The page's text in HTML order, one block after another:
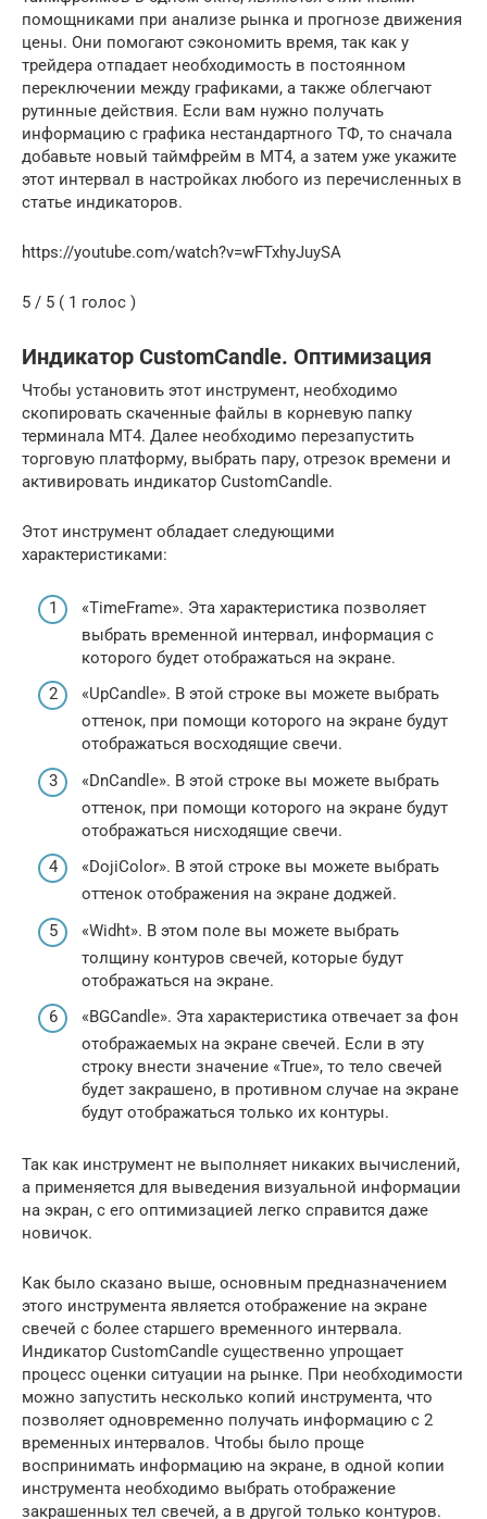
помощниками при анализе рынка и прогнозе движения
цены. Они помогают сэкономить время, так как у
трейдера отпадает необходимость в постоянном
переключении между графиками, а также облегчают
рутинные действия. Если вам нужно получать
информацию с графика нестандартного ТФ, то сначала
добавьте новый таймфрейм в MT4, а затем уже укажите
этот интервал в настройках любого из перечисленных в
статье индикаторов.
https://youtube.com/watch?v=wFTxhyJuySA
5 / 5 ( 1 голос )
Индикатор CustomCandle. Оптимизация
Чтобы установить этот инструмент, необходимо
скопировать скаченные файлы в корневую папку
терминала МТ4. Далее необходимо перезапустить
торговую платформу, выбрать пару, отрезок времени и
активировать индикатор CustomCandle.
Этот инструмент обладает следующими
характеристиками:
«TimeFrame». Эта характеристика позволяет
выбрать временной интервал, информация с
которого будет отображаться на экране.
«UpCandle». В этой строке вы можете выбрать
оттенок, при помощи которого на экране будут
отображаться восходящие свечи.
«DnCandle». В этой строке вы можете выбрать
оттенок, при помощи которого на экране будут
отображаться нисходящие свечи.
«DojiColor». В этой строке вы можете выбрать
оттенок отображения на экране доджей.
«Widht». В этом поле вы можете выбрать
толщину контуров свечей, которые будут
отображаться на экране.
«BGCandle». Эта характеристика отвечает за фон
отображаемых на экране свечей. Если в эту
строку внести значение «True», то тело свечей
будет закрашено, в противном случае на экране
будут отображаться только их контуры.
Так как инструмент не выполняет никаких вычислений,
а применяется для выведения визуальной информации
на экран, с его оптимизацией легко справится даже
новичок.
Как было сказано выше, основным предназначением
этого инструмента является отображение на экране
свечей с более старшего временного интервала.
Индикатор CustomCandle существенно упрощает
процесс оценки ситуации на рынке. При необходимости
можно запустить несколько копий инструмента, что
позволяет одновременно получать информацию с 2
временных интервалов. Чтобы было проще
воспринимать информацию на экране, в одной копии
инструмента необходимо выбрать отображение
закрашенных тел свечей, а в другой только контуров.